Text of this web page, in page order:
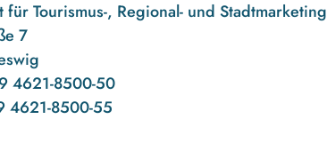
für Tourismus-, Regional- und Stadtmarketing
7
4621-8500-50
4621-8500-55